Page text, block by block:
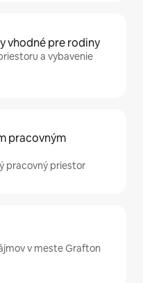
vhodné pre rodiny
a vybavenie
pracovným
pracovný priestor
v meste Grafton